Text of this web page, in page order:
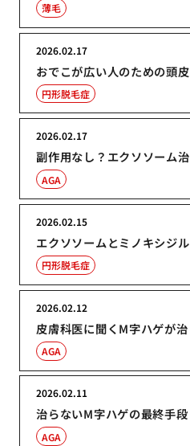
薄毛
おでこが広い人のための頭
2026.02.17
円形脱毛症
副作用なし？エクソソーム
2026.02.17
AGA
エクソソームとミノキシジ
2026.02.15
円形脱毛症
皮膚科医に聞くM字ハゲが
2026.02.12
AGA
治らないM字ハゲの最終手
2026.02.11
AGA